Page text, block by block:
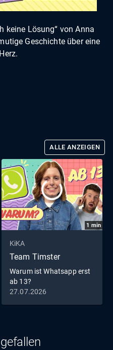
keine Lösung“ von Anna
Geschichte über eine
ALLE ANZEIGEN
1 min
KiKA
Team Timster
Warum ist Whatsapp erst
ab 13?
27.07.2026